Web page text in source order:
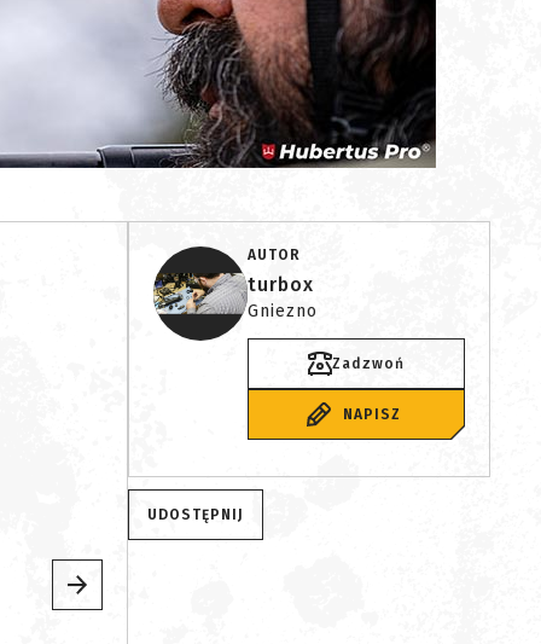
AUTOR
turbox
Gniezno
Zadzwoń
NAPISZ
UDOSTĘPNIJ